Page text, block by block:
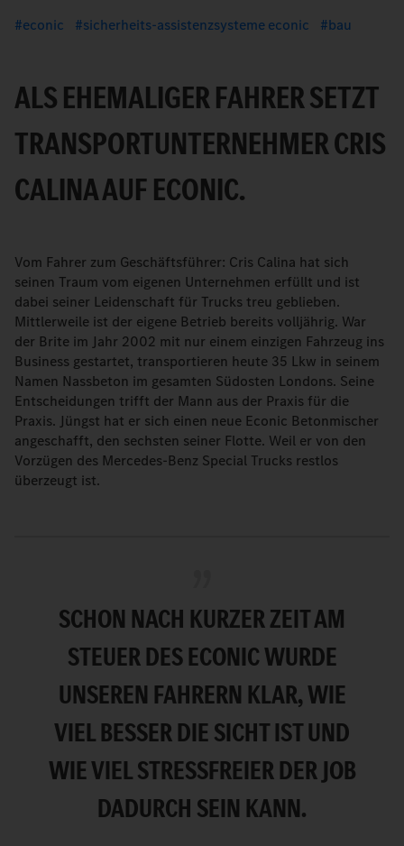
econic sicherheits-assistenzsysteme econic bau
ALS EHEMALIGER FAHRER SETZT
TRANSPORTUNTERNEHMER CRIS
CALINA AUF ECONIC.
Vom Fahrer zum Geschäftsführer: Cris Calina hat sich
seinen Traum vom eigenen Unternehmen erfüllt und ist
dabei seiner Leidenschaft für Trucks treu geblieben.
Mittlerweile ist der eigene Betrieb bereits volljährig. War
der Brite im Jahr 2002 mit nur einem einzigen Fahrzeug ins
Business gestartet, transportieren heute 35 Lkw in seinem
Namen Nassbeton im gesamten Südosten Londons. Seine
Entscheidungen trifft der Mann aus der Praxis für die
Praxis. Jüngst hat er sich einen neue Econic Betonmischer
angeschafft, den sechsten seiner Flotte. Weil er von den
Vorzügen des Mercedes-Benz Special Trucks restlos
überzeugt ist.
SCHON NACH KURZER ZEIT AM
STEUER DES ECONIC WURDE
UNSEREN FAHRERN KLAR, WIE
VIEL BESSER DIE SICHT IST UND
WIE VIEL STRESSFREIER DER JOB
DADURCH SEIN KANN.